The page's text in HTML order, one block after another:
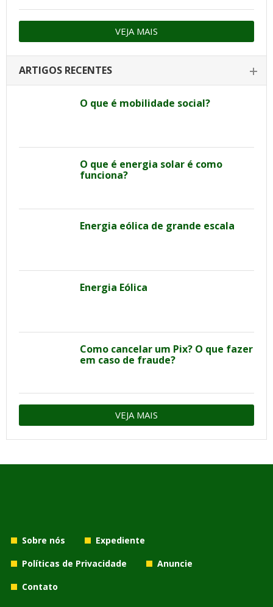
VEJA MAIS
ARTIGOS RECENTES
O que é mobilidade social?
O que é energia solar é como
funciona?
Energia eólica de grande escala
Energia Eólica
Como cancelar um Pix? O que fazer
em caso de fraude?
VEJA MAIS
Sobre nós
Expediente
Políticas de Privacidade
Anuncie
Contato